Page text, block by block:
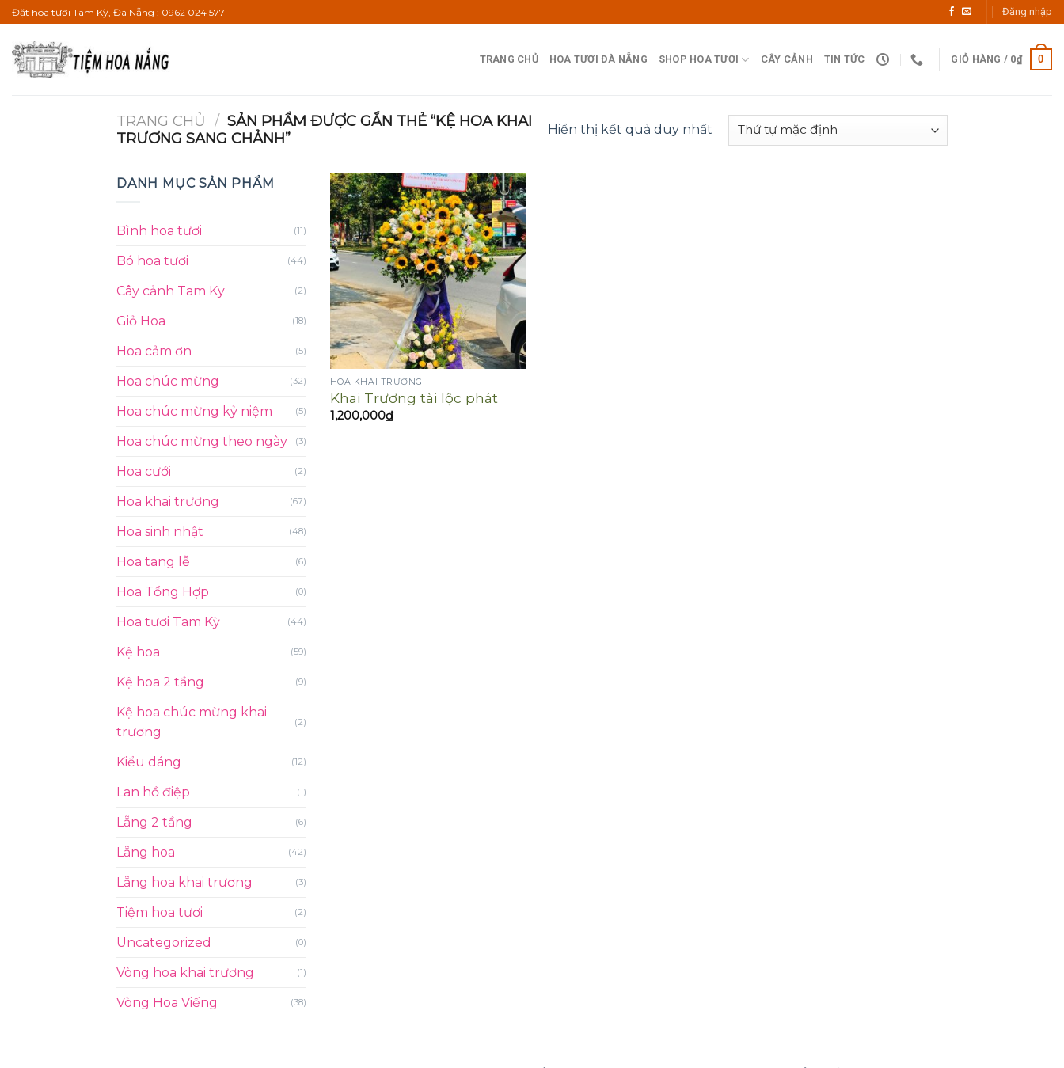
Bỏ
qua
nội
dung
Đặt hoa tươi Tam Kỳ, Đà Nẵng : 0962 024 577 Đăng nhập
TRANG CHỦ HOA TƯƠI ĐÀ NẴNG SHOP HOA TƯƠI CÂY CẢNH TIN TỨC GIỎ HÀNG / 0₫ 0
TRANG CHỦ / SẢN PHẨM ĐƯỢC GẮN THẺ “KỆ HOA KHAI
TRƯƠNG SANG CHẢNH”
Hiển thị kết quả duy nhất
DANH MỤC SẢN PHẨM
Bình hoa tươi (11)
Bó hoa tươi (44)
Cây cảnh Tam Ky (2)
Giỏ Hoa (18)
Hoa cảm ơn (5)
Hoa chúc mừng (32)
Hoa chúc mừng kỷ niệm (5)
Hoa chúc mừng theo ngày (3)
Hoa cưới (2)
Hoa khai trương (67)
Hoa sinh nhật (48)
Hoa tang lễ (6)
Hoa Tổng Hợp (0)
Hoa tươi Tam Kỳ (44)
Kệ hoa (59)
Kệ hoa 2 tầng (9)
Kệ hoa chúc mừng khai
trương
(2)
Kiểu dáng (12)
Lan hồ điệp (1)
Lẵng 2 tầng (6)
Lẵng hoa (42)
Lẵng hoa khai trương (3)
Tiệm hoa tươi (2)
Uncategorized (0)
Vòng hoa khai trương (1)
Vòng Hoa Viếng (38)
HOA KHAI TRƯƠNG
Khai Trương tài lộc phát
1,200,000₫